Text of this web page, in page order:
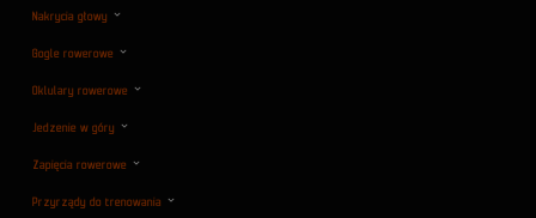
Nakrycia głowy
Gogle rowerowe
Oklulary rowerowe
Jedzenie w góry
Zapięcia rowerowe
Przyrządy do trenowania